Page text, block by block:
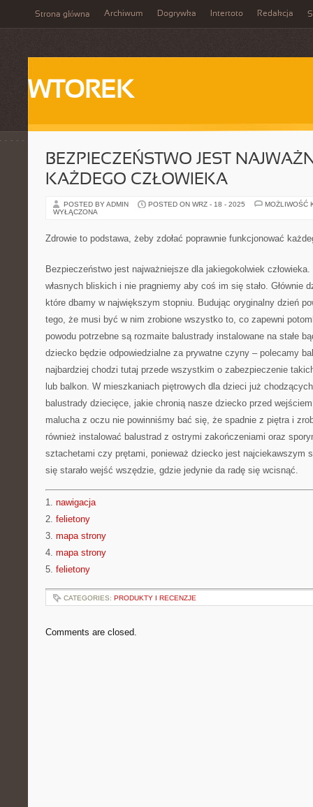
Strona główna Archiwum Dogrywka Intertoto Redakcja
WTOREK
BEZPIECZEŃSTWO JEST
KAŻDEGO CZŁOWIEKA
POSTED BY ADMIN POSTED ON WRZ - 18 - 2025
MOŻLIWOŚĆ
WYŁĄCZONA
Zdrowie to podstawa, żeby zdołać poprawnie funkcjonować
Bezpieczeństwo jest najważniejsze dla jakiegokolwiek
własnych bliskich i nie pragniemy aby coś im się stało. Głównie
które dbamy w największym stopniu. Budując oryginalny dzień
tego, że musi być w nim zrobione wszystko to, co zapewni
powodu potrzebne są rozmaite balustrady instalowane na stałe
dziecko będzie odpowiedzialne za prywatne czyny – polecamy
najbardziej chodzi tutaj przede wszystkim o zabezpieczenie
lub balkon. W mieszkaniach piętrowych dla dzieci już
balustrady dziecięce, jakie chronią nasze dziecko przed
malucha z oczu nie powinniśmy bać się, że spadnie z piętra i
również instalować balustrad z ostrymi zakończeniami oraz
sztachetami czy prętami, ponieważ dziecko jest najciekawszym
się starało wejść wszędzie, gdzie jedynie da radę się wcisnąć.
1. nawigacja
2. felietony
3. mapa strony
4. mapa strony
5. felietony
CATEGORIES: PRODUKTY I RECENZJE
Comments are closed.